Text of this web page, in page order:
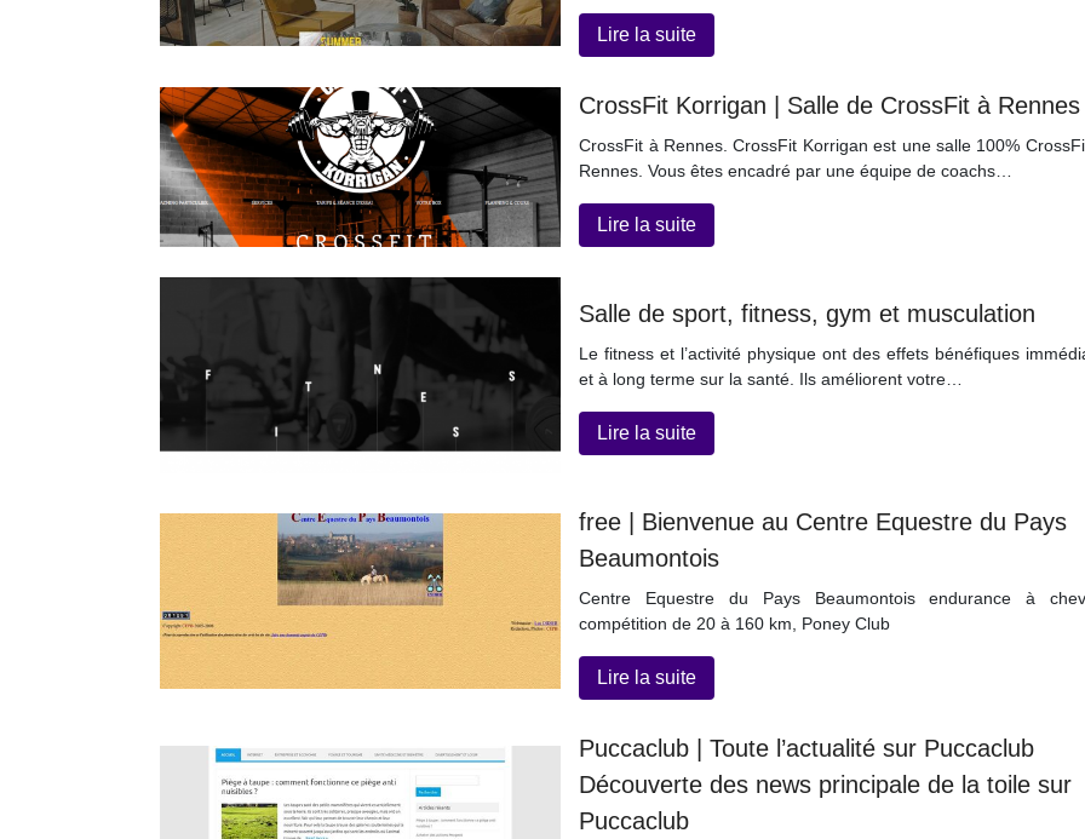
Lire la suite
CrossFit Korrigan | Salle de CrossFit à Rennes
CrossFit à Rennes. CrossFit Korrigan est une salle 100%
Rennes. Vous êtes encadré par une équipe de coachs…
Lire la suite
Salle de sport, fitness, gym et musculation
Le fitness et l’activité physique ont des effets bénéfiques
et à long terme sur la santé. Ils améliorent votre…
Lire la suite
free | Bienvenue au Centre Equestre du Pays
Beaumontois
Centre Equestre du Pays Beaumontois endurance à
compétition de 20 à 160 km, Poney Club
Lire la suite
Puccaclub | Toute l’actualité sur Puccaclub
Découverte des news principale de la toile sur
Puccaclub